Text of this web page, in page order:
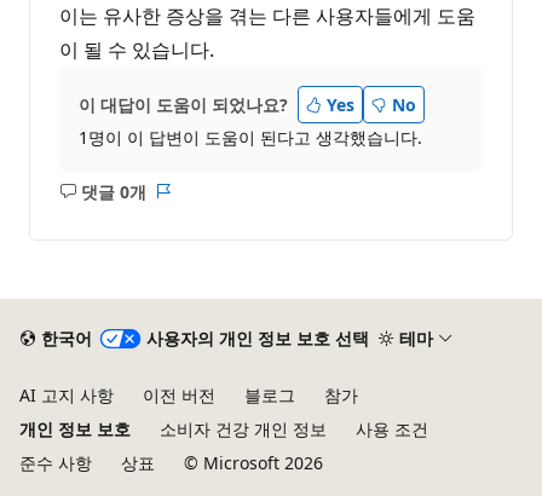
이는 유사한 증상을 겪는 다른 사용자들에게 도움
이 될 수 있습니다.
이 대답이 도움이 되었나요? Yes
No
1명이 이 답변이 도움이 된다고 생각했습니다.
댓글 0개
설
한국어 사용자의 개인 정보 보호 선택 테마
AI 고지 사항 이전 버전 블로그
참가
개인 정보 보호
소비자 건강 개인 정보
사용 조건
준수 사항
상표 © Microsoft 2026